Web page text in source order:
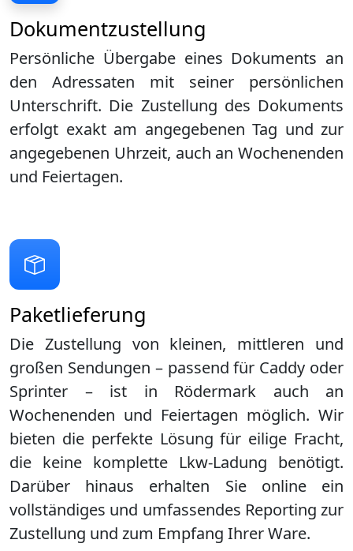
Dokumentzustellung
Persönliche Übergabe eines Dokuments an
den Adressaten mit seiner persönlichen
Unterschrift. Die Zustellung des Dokuments
erfolgt exakt am angegebenen Tag und zur
angegebenen Uhrzeit, auch an Wochenenden
und Feiertagen.
Paketlieferung
Die Zustellung von kleinen, mittleren und
großen Sendungen – passend für Caddy oder
Sprinter – ist in Rödermark auch an
Wochenenden und Feiertagen möglich. Wir
bieten die perfekte Lösung für eilige Fracht,
die keine komplette Lkw-Ladung benötigt.
Darüber hinaus erhalten Sie online ein
vollständiges und umfassendes Reporting zur
Zustellung und zum Empfang Ihrer Ware.